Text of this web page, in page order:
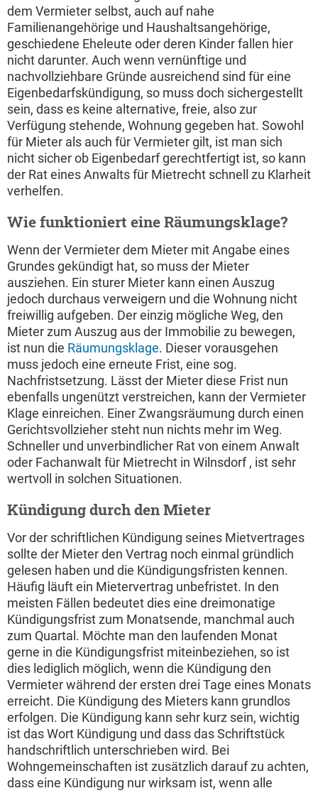
dem Vermieter selbst, auch auf nahe
Familienangehörige und Haushaltsangehörige,
geschiedene Eheleute oder deren Kinder fallen hier
nicht darunter. Auch wenn vernünftige und
nachvollziehbare Gründe ausreichend sind für eine
Eigenbedarfskündigung, so muss doch sichergestellt
sein, dass es keine alternative, freie, also zur
Verfügung stehende, Wohnung gegeben hat. Sowohl
für Mieter als auch für Vermieter gilt, ist man sich
nicht sicher ob Eigenbedarf gerechtfertigt ist, so kann
der Rat eines Anwalts für Mietrecht schnell zu Klarheit
verhelfen.
Wie funktioniert eine Räumungsklage?
Wenn der Vermieter dem Mieter mit Angabe eines
Grundes gekündigt hat, so muss der Mieter
ausziehen. Ein sturer Mieter kann einen Auszug
jedoch durchaus verweigern und die Wohnung nicht
freiwillig aufgeben. Der einzig mögliche Weg, den
Mieter zum Auszug aus der Immobilie zu bewegen,
ist nun die Räumungsklage. Dieser vorausgehen
muss jedoch eine erneute Frist, eine sog.
Nachfristsetzung. Lässt der Mieter diese Frist nun
ebenfalls ungenützt verstreichen, kann der Vermieter
Klage einreichen. Einer Zwangsräumung durch einen
Gerichtsvollzieher steht nun nichts mehr im Weg.
Schneller und unverbindlicher Rat von einem Anwalt
oder Fachanwalt für Mietrecht in Wilnsdorf , ist sehr
wertvoll in solchen Situationen.
Kündigung durch den Mieter
Vor der schriftlichen Kündigung seines Mietvertrages
sollte der Mieter den Vertrag noch einmal gründlich
gelesen haben und die Kündigungsfristen kennen.
Häufig läuft ein Mietervertrag unbefristet. In den
meisten Fällen bedeutet dies eine dreimonatige
Kündigungsfrist zum Monatsende, manchmal auch
zum Quartal. Möchte man den laufenden Monat
gerne in die Kündigungsfrist miteinbeziehen, so ist
dies lediglich möglich, wenn die Kündigung den
Vermieter während der ersten drei Tage eines Monats
erreicht. Die Kündigung des Mieters kann grundlos
erfolgen. Die Kündigung kann sehr kurz sein, wichtig
ist das Wort Kündigung und dass das Schriftstück
handschriftlich unterschrieben wird. Bei
Wohngemeinschaften ist zusätzlich darauf zu achten,
dass eine Kündigung nur wirksam ist, wenn alle